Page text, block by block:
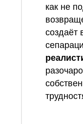
как не
создаёт